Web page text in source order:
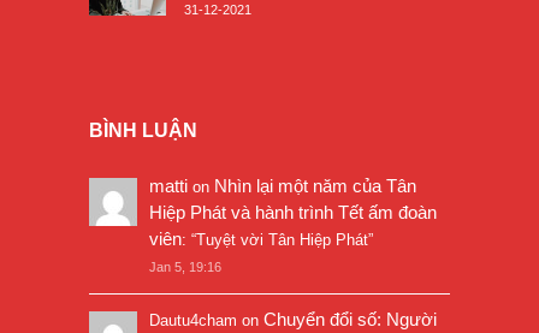
31-12-2021
BÌNH LUẬN
matti on Nhìn lại một năm của Tân
Hiệp Phát và hành trình Tết ấm đoàn
viên: “Tuyệt vời Tân Hiệp Phát”
Jan 5, 19:16
Dautu4cham on Chuyển đổi số: Người